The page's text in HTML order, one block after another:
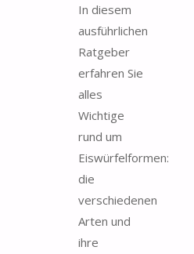
In diesem
ausführlichen
Ratgeber
erfahren Sie
alles
Wichtige
rund um
Eiswürfelformen:
die
verschiedenen
Arten und
ihre